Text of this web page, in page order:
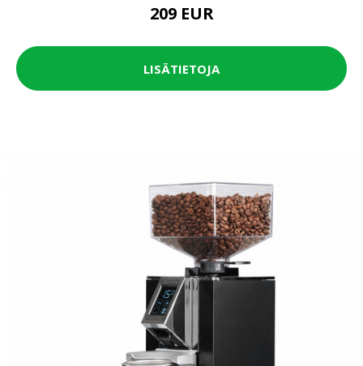
209 EUR
LISÄTIETOJA